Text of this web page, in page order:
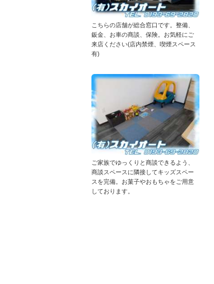
こちらの店舗が総合窓口です。整備、
鈑金、お車の商談、保険。お気軽にご
来店ください(店内禁煙、喫煙スペース
有)
ご家族でゆっくりと商談できるよう、
商談スペースに隣接してキッズスペー
スを完備。お菓子やおもちゃをご用意
しております。